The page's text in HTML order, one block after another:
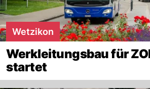
Wetzikon
Werkleitungsbau für
startet